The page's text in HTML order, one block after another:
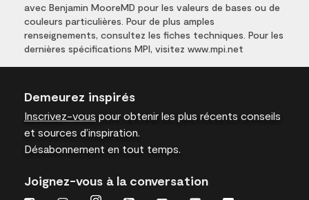
avec Benjamin MooreMD pour les valeurs de bases ou de
couleurs particulières. Pour de plus amples
renseignements, consultez les fiches techniques. Pour les
dernières spécifications MPI, visitez www.mpi.net
Demeurez inspirés
Inscrivez-vous pour obtenir les plus récents conseils
et sources d’inspiration.
Désabonnement en tout temps.
Joignez-vous à la conversation